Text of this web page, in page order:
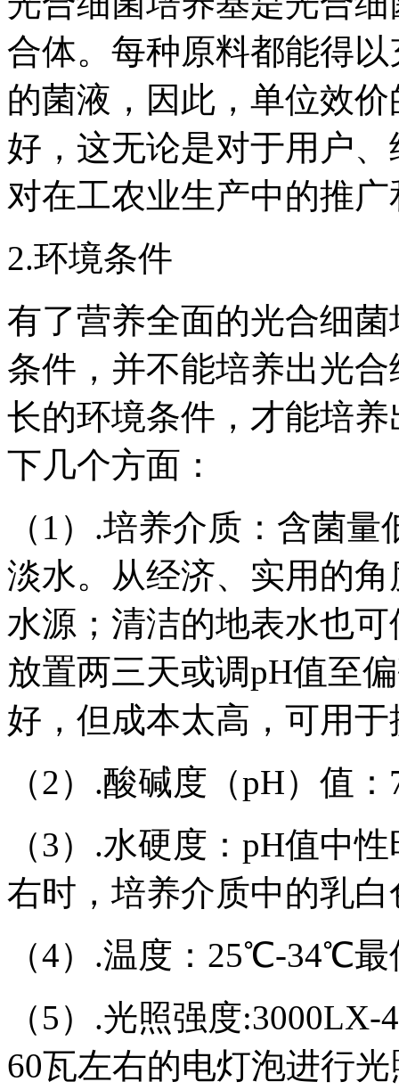
合体。每种原料都能得
的菌液，因此，单位效
好，这无论是对于用户
对在工农业生产中的推
2.环境条件
有了营养全面的光合细
条件，并不能培养出光
长的环境条件，才能培
下几个方面：
（1）.培养介质：含菌
淡水。从经济、实用的
水源；清洁的地表水也
放置两三天或调pH值至
好，但成本太高，可用
（2）.酸碱度（pH）值
（3）.水硬度：pH值中
右时，培养介质中的乳
（4）.温度：25℃-34℃
（5）.光照强度
60瓦左右的电灯泡进行